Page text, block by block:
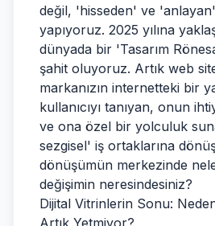
değil, 'hisseden' ve
yapıyoruz. 2025 yılına
dünyada bir 'Tasarım
şahit oluyoruz. Artık web
markanızın internetteki bir
kullanıcıyı tanıyan, onun
ve ona özel bir yolculuk
sezgisel' iş ortaklarına
dönüşümün merkezinde
değişimin neresindesiniz?
Dijital Vitrinlerin Sonu:
Artık Yetmiyor?